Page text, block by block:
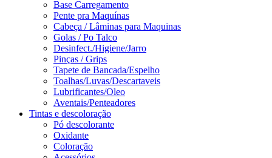
Base Carregamento
Pente pra Maquínas
Cabeça / Lâminas para Maquinas
Golas / Po Talco
Desinfect./Higiene/Jarro
Pinças / Grips
Tapete de Bancada/Espelho
Toalhas/Luvas/Descartaveis
Lubrificantes/Oleo
Aventais/Penteadores
Tintas e descoloração
Pó descolorante
Oxidante
Coloração